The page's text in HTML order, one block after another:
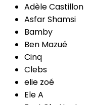
Adèle Castillon
Asfar Shamsi
Bamby
Ben Mazué
Cinq
Clebs
elie zoé
Ele A